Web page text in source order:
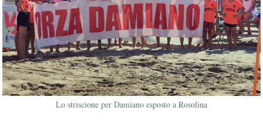
Lo striscione per Damiano esposto a Rosolina